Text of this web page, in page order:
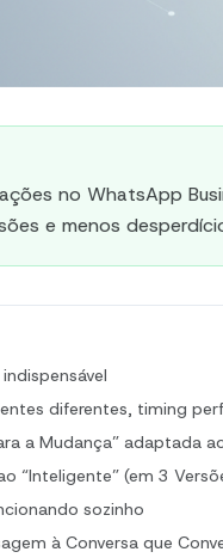
no WhatsApp
e menos
diferentes, timing
a Mudança” adaptada
“Inteligente” (em 3
sozinho
à Conversa que